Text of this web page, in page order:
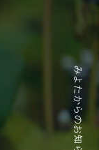
みよたからのお知らせ